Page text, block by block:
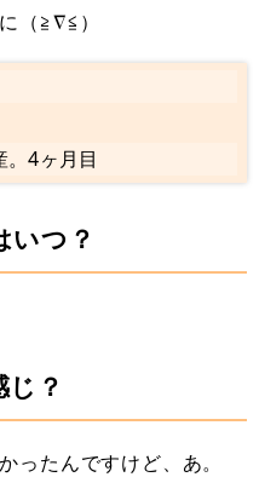
（≧∇≦）
。4ヶ月目
いつ？
？
ったんですけど、あ。